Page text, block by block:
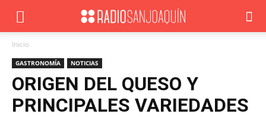
Inicio
GASTRONOMÍA NOTICIAS
ORIGEN DEL QUESO Y
PRINCIPALES VARIEDADES